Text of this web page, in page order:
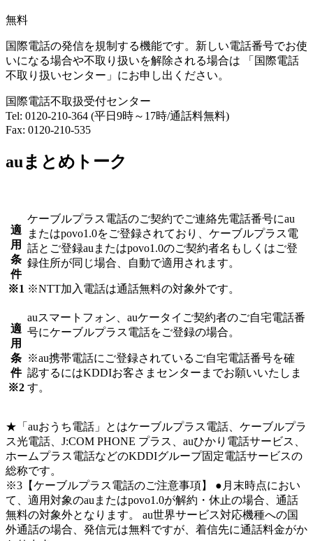
無料
国際電話の発信を規制する機能です。新しい電話番号でお使
いになる場合や不取り扱いを解除される場合は 「国際電話
不取り扱いセンター」にお申し出ください。
国際電話不取扱受付センター
Tel: 0120-210-364 (平日9時～17時/通話料無料)
Fax: 0120-210-535
auまとめトーク
適
用
条
件
※1
ケーブルプラス電話のご契約でご連絡先電話番号にau
またはpovo1.0をご登録されており、ケーブルプラス電
話とご登録auまたはpovo1.0のご契約者名もしくはご登
録住所が同じ場合、自動で適用されます。
※NTT加入電話は通話無料の対象外です。
適
用
条
件
※2
auスマートフォン、auケータイご契約者のご自宅電話番
号にケーブルプラス電話をご登録の場合。
※au携帯電話にご登録されているご自宅電話番号を確
認するにはKDDIお客さまセンターまでお願いいたしま
す。
★「auおうち電話」とはケーブルプラス電話、ケーブルプラ
ス光電話、J:COM PHONE プラス、auひかり電話サービス、
ホームプラス電話などのKDDIグループ固定電話サービスの
総称です。
※3【ケーブルプラス電話のご注意事項】 ●月末時点におい
て、適用対象のauまたはpovo1.0が解約・休止の場合、通話
無料の対象外となります。 au世界サービス対応機種への国
外通話の場合、発信元は無料ですが、着信先に通話料金がか